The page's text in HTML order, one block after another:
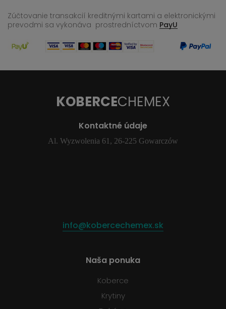
Zúčtovanie transakcií kreditnými kartami a elektronickými
prevodmi sa vykonáva prostredníctvom PayU
KOBERCECHEMEX
Kontaktné údaje
Al. Wyzwolenia 61, 26-225 Gowarczów
info@kobercechemex.sk
Naša ponuka
Koberce
Krytiny